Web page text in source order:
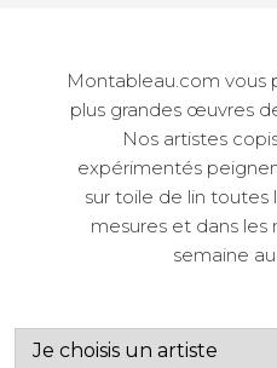
Montableau.com vous
plus grandes œuvres
Nos artistes
expérimentés
sur toile de lin
mesures et dans les
semaine